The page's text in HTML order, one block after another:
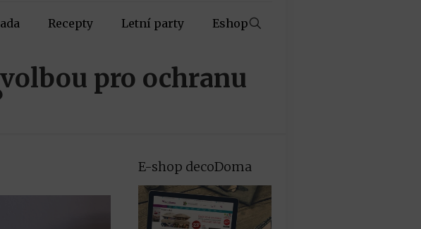
Recepty Letní party Eshop
pro ochranu
E-shop decoDoma